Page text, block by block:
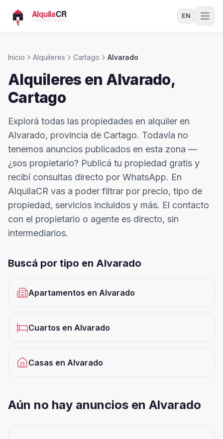
EN
Inicio Alquileres Cartago Alvarado
Alquileres en Alvarado,
Cartago
Explorá todas las propiedades en alquiler en
Alvarado, provincia de Cartago. Todavía no
tenemos anuncios publicados en esta zona —
¿sos propietario? Publicá tu propiedad gratis y
recibí consultas directo por WhatsApp. En
AlquilaCR vas a poder filtrar por precio, tipo de
propiedad, servicios incluidos y más. El contacto
con el propietario o agente es directo, sin
intermediarios.
Buscá por tipo en Alvarado
Apartamentos en Alvarado
Cuartos en Alvarado
Casas en Alvarado
Aún no hay anuncios en Alvarado